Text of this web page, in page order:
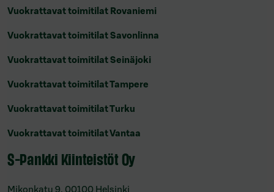
Vuokrattavat toimitilat Rovaniemi
Vuokrattavat toimitilat Savonlinna
Vuokrattavat toimitilat Seinäjoki
Vuokrattavat toimitilat Tampere
Vuokrattavat toimitilat Turku
Vuokrattavat toimitilat Vantaa
S-Pankki Kiinteistöt Oy
Mikonkatu 9, 00100 Helsinki